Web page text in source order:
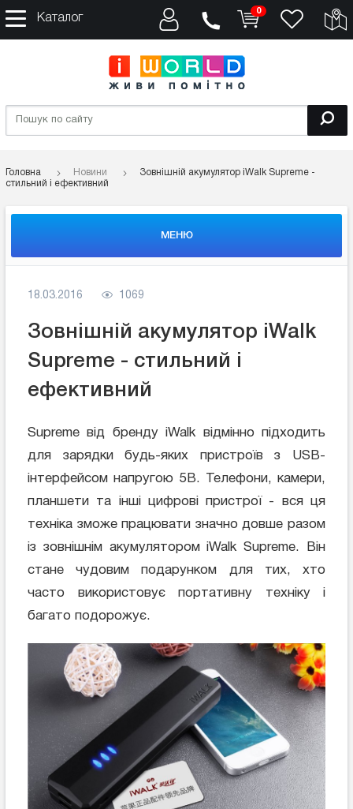
Каталог
0
Головна Новини
Зовнішній акумулятор iWalk Supreme -
стильний і ефективний
МЕНЮ
18.03.2016 1069
Зовнішній акумулятор iWalk
Supreme - стильний і
ефективний
Supreme від бренду iWalk відмінно підходить
для зарядки будь-яких пристроїв з USB-
інтерфейсом напругою 5В. Телефони, камери,
планшети та інші цифрові пристрої - вся ця
техніка зможе працювати значно довше разом
із зовнішнім акумулятором iWalk Supreme. Він
стане чудовим подарунком для тих, хто
часто використовує портативну техніку і
багато подорожує.